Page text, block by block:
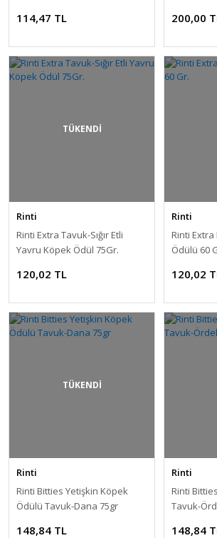
114,47 TL 200,00
TÜKENDİ
Rinti
Rinti Extra Tavuk-Sığır Etli
Yavru Köpek Ödül 75Gr.
120,02 TL
Rinti
Rinti
Ödülü 60
120,02
TÜKENDİ
Rinti
Rinti Bitties Yetişkin Köpek
Ödülü Tavuk-Dana 75gr
148,84 TL
Rinti
Rinti
Tavuk-
148,84